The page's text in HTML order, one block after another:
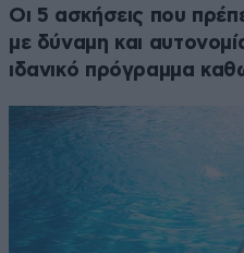
Οι 5 ασκήσεις που
με δύναμη και
ιδανικό πρόγραμμα